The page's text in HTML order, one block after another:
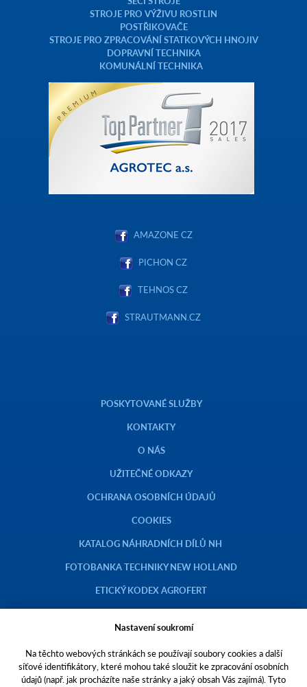
STROJE PRO VÝŽIVU ROSTLIN
POSTŘIKOVAČE
STROJE PRO ZPRACOVÁNÍ STATKOVÝCH HNOJIV
DOPRAVNÍ TECHNIKA
KOMUNÁLNÍ TECHNIKA
AMAZONE CZ
PICHON CZ
TEHNOS CZ
STRAUTMANN.CZ
POSKYTOVANÉ SLUŽBY
KONTAKTY
O NÁS
UŽITEČNÉ ODKAZY
OCHRANA OSOBNÍCH ÚDAJŮ
COOKIES
KATALOG NÁHRADNÍCH DÍLŮ NH
FOTOBANKA TECHNIKY NEW HOLLAND
ETICKÝ KODEX AGROFERT
Copyright © 2023 AGROTEC a.s.
Nastavení soukromí
Na těchto webových stránkách se používají soubory cookies a další
síťové identifikátory, které mohou také sloužit ke zpracování osobních
údajů (např. jak procházíte naše stránky a jaký obsah Vás zajímá). Tyto